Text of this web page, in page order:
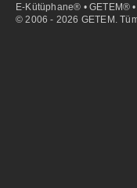
E-Kütüphane® • GETEM® •
© 2006 - 2026 GETEM. Tüm